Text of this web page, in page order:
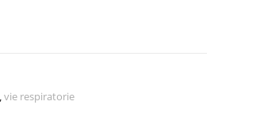
,vie respiratorie